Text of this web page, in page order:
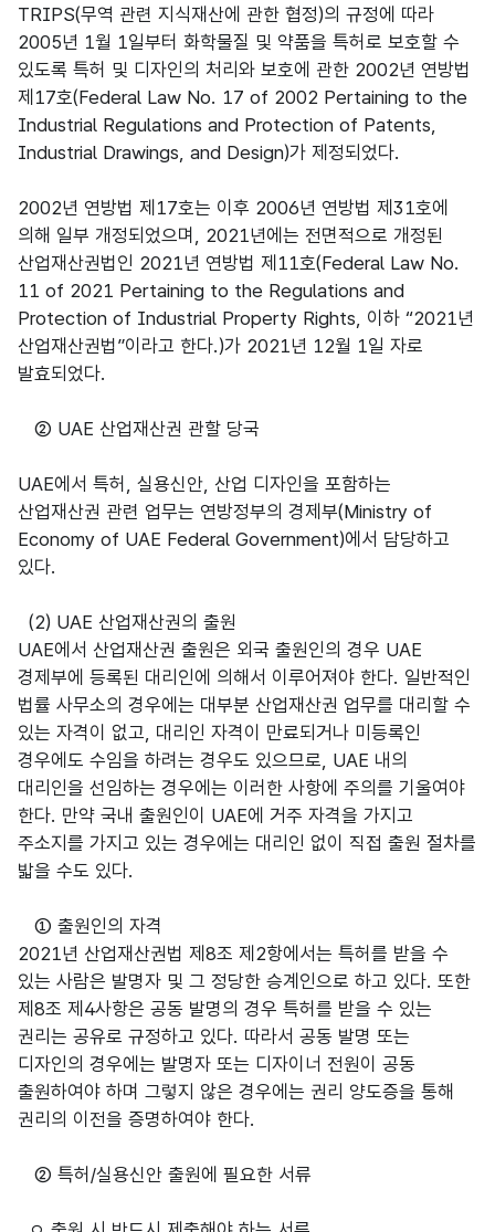
TRIPS(무역 관련 지식재산에 관한 협정)의 규정에 따라
2005년 1월 1일부터 화학물질 및 약품을 특허로 보호할 수
있도록 특허 및 디자인의 처리와 보호에 관한 2002년 연방법
제17호(Federal Law No. 17 of 2002 Pertaining to the
Industrial Regulations and Protection of Patents,
Industrial Drawings, and Design)가 제정되었다.
2002년 연방법 제17호는 이후 2006년 연방법 제31호에
의해 일부 개정되었으며, 2021년에는 전면적으로 개정된
산업재산권법인 2021년 연방법 제11호(Federal Law No.
11 of 2021 Pertaining to the Regulations and
Protection of Industrial Property Rights, 이하 “2021년
산업재산권법”이라고 한다.)가 2021년 12월 1일 자로
발효되었다.
② UAE 산업재산권 관할 당국
UAE에서 특허, 실용신안, 산업 디자인을 포함하는
산업재산권 관련 업무는 연방정부의 경제부(Ministry of
Economy of UAE Federal Government)에서 담당하고
있다.
(2) UAE 산업재산권의 출원
UAE에서 산업재산권 출원은 외국 출원인의 경우 UAE
경제부에 등록된 대리인에 의해서 이루어져야 한다. 일반적인
법률 사무소의 경우에는 대부분 산업재산권 업무를 대리할 수
있는 자격이 없고, 대리인 자격이 만료되거나 미등록인
경우에도 수임을 하려는 경우도 있으므로, UAE 내의
대리인을 선임하는 경우에는 이러한 사항에 주의를 기울여야
한다. 만약 국내 출원인이 UAE에 거주 자격을 가지고
주소지를 가지고 있는 경우에는 대리인 없이 직접 출원 절차를
밟을 수도 있다.
① 출원인의 자격
2021년 산업재산권법 제8조 제2항에서는 특허를 받을 수
있는 사람은 발명자 및 그 정당한 승계인으로 하고 있다. 또한
제8조 제4사항은 공동 발명의 경우 특허를 받을 수 있는
권리는 공유로 규정하고 있다. 따라서 공동 발명 또는
디자인의 경우에는 발명자 또는 디자이너 전원이 공동
출원하여야 하며 그렇지 않은 경우에는 권리 양도증을 통해
권리의 이전을 증명하여야 한다.
② 특허/실용신안 출원에 필요한 서류